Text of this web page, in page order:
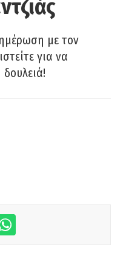
με τον
για να